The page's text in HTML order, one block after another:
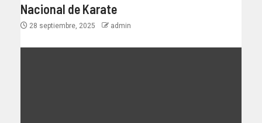
Nacional de Karate
28 septiembre, 2025 admin